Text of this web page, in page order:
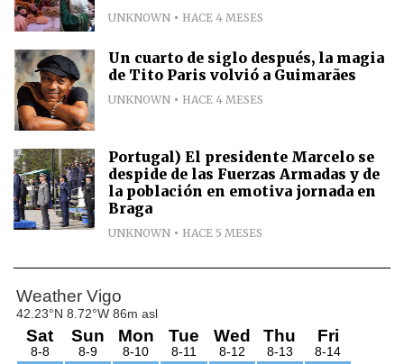
UNKNOWN HACE 4 MESES
Un cuarto de siglo después, la magia
de Tito Paris volvió a Guimarães
UNKNOWN HACE 4 MESES
Portugal) El presidente Marcelo se
despide de las Fuerzas Armadas y de
la población en emotiva jornada en
Braga
UNKNOWN HACE 5 MESES